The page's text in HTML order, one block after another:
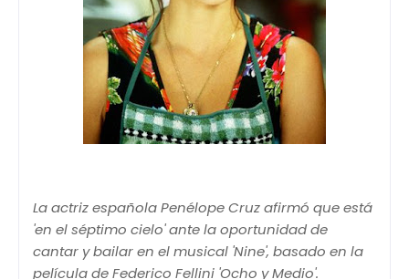
La actriz española Penélope Cruz afirmó que está
'en el séptimo cielo' ante la oportunidad de
cantar y bailar en el musical 'Nine', basado en la
película de Federico Fellini 'Ocho y Medio'.